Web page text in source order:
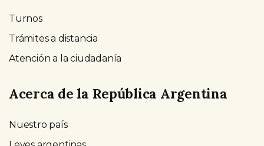
Turnos
Trámites a distancia
Atención a la ciudadanía
Acerca de la República Argentina
Nuestro país